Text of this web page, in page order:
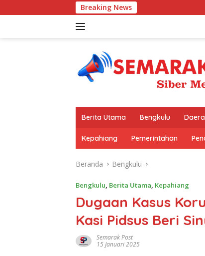
ke
Breaking News
Berita Utama Bengkulu
Kepahiang Pemerintahan
Beranda Bengkulu
Bengkulu, Berita Utama, Kepahiang
Dugaan Kasus
Kasi Pidsus Beri
Semarak Post
15 Januari 2025